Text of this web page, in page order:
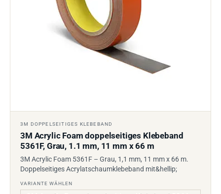
3M DOPPELSEITIGES KLEBEBAND
3M Acrylic Foam doppelseitiges Klebeband
5361F, Grau, 1.1 mm, 11 mm x 66 m
3M Acrylic Foam 5361F – Grau, 1,1 mm, 11 mm x 66 m.
Doppelseitiges Acrylatschaumklebeband mit&hellip;
VARIANTE WÄHLEN